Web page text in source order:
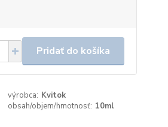
Pridať do košíka
výrobca: Kvitok
obsah/objem/hmotnosť: 10ml